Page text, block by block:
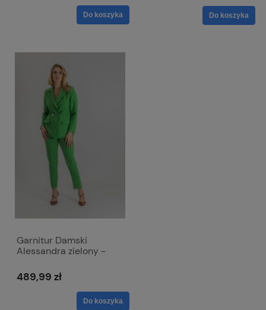
Do koszyka Do koszyka
Garnitur Damski
Alessandra zielony -
489,99 zł
Do koszyka